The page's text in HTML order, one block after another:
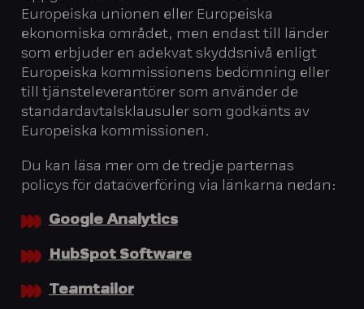
Europeiska unionen eller Europeiska
ekonomiska området, men endast till länder
som erbjuder en adekvat skyddsnivå enligt
Europeiska kommissionens bedömning eller
till tjänsteleverantörer som använder de
standardavtalsklausuler som godkänts av
Europeiska kommissionen.
Du kan läsa mer om de tredje parternas
policys för dataöverföring via länkarna nedan:
Google Analytics
HubSpot Software
Teamtailor